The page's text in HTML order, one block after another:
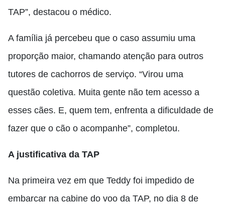
TAP”, destacou o médico.
A família já percebeu que o caso assumiu uma
proporção maior, chamando atenção para outros
tutores de cachorros de serviço. “Virou uma
questão coletiva. Muita gente não tem acesso a
esses cães. E, quem tem, enfrenta a dificuldade de
fazer que o cão o acompanhe”, completou.
A justificativa da TAP
Na primeira vez em que Teddy foi impedido de
embarcar na cabine do voo da TAP, no dia 8 de